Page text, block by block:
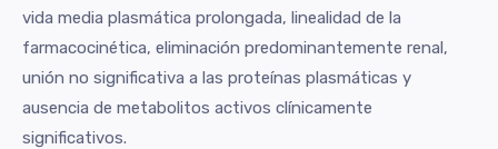
vida media plasmática prolongada, linealidad de la
farmacocinética, eliminación predominantemente renal,
unión no significativa a las proteínas plasmáticas y
ausencia de metabolitos activos clínicamente
significativos.